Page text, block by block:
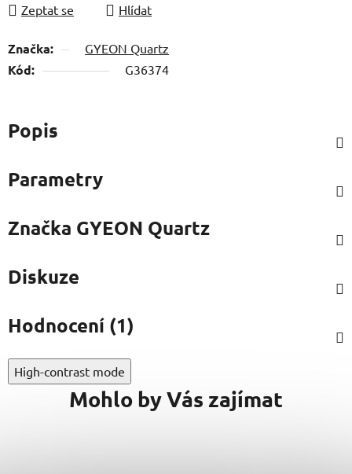
Zeptat se Hlídat
Značka: GYEON Quartz
Kód: G36374
Popis
Parametry
Značka GYEON Quartz
Diskuze
Hodnocení (1)
High-contrast mode
Mohlo by Vás zajímat